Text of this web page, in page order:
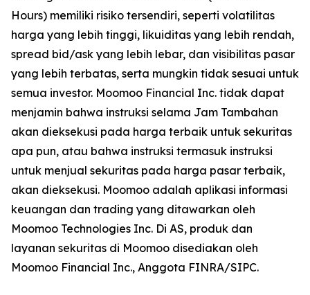
Hours) memiliki risiko tersendiri, seperti volatilitas
harga yang lebih tinggi, likuiditas yang lebih rendah,
spread bid/ask yang lebih lebar, dan visibilitas pasar
yang lebih terbatas, serta mungkin tidak sesuai untuk
semua investor. Moomoo Financial Inc. tidak dapat
menjamin bahwa instruksi selama Jam Tambahan
akan dieksekusi pada harga terbaik untuk sekuritas
apa pun, atau bahwa instruksi termasuk instruksi
untuk menjual sekuritas pada harga pasar terbaik,
akan dieksekusi. Moomoo adalah aplikasi informasi
keuangan dan trading yang ditawarkan oleh
Moomoo Technologies Inc. Di AS, produk dan
layanan sekuritas di Moomoo disediakan oleh
Moomoo Financial Inc., Anggota FINRA/SIPC.